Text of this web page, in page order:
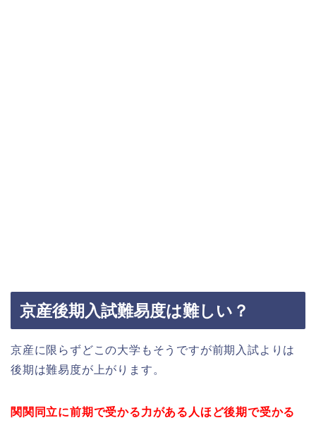
京産後期入試難易度は難しい？
京産に限らずどこの大学もそうですが前期入試よりは
後期は難易度が上がります。
関関同立に前期で受かる力がある人ほど後期で受かる